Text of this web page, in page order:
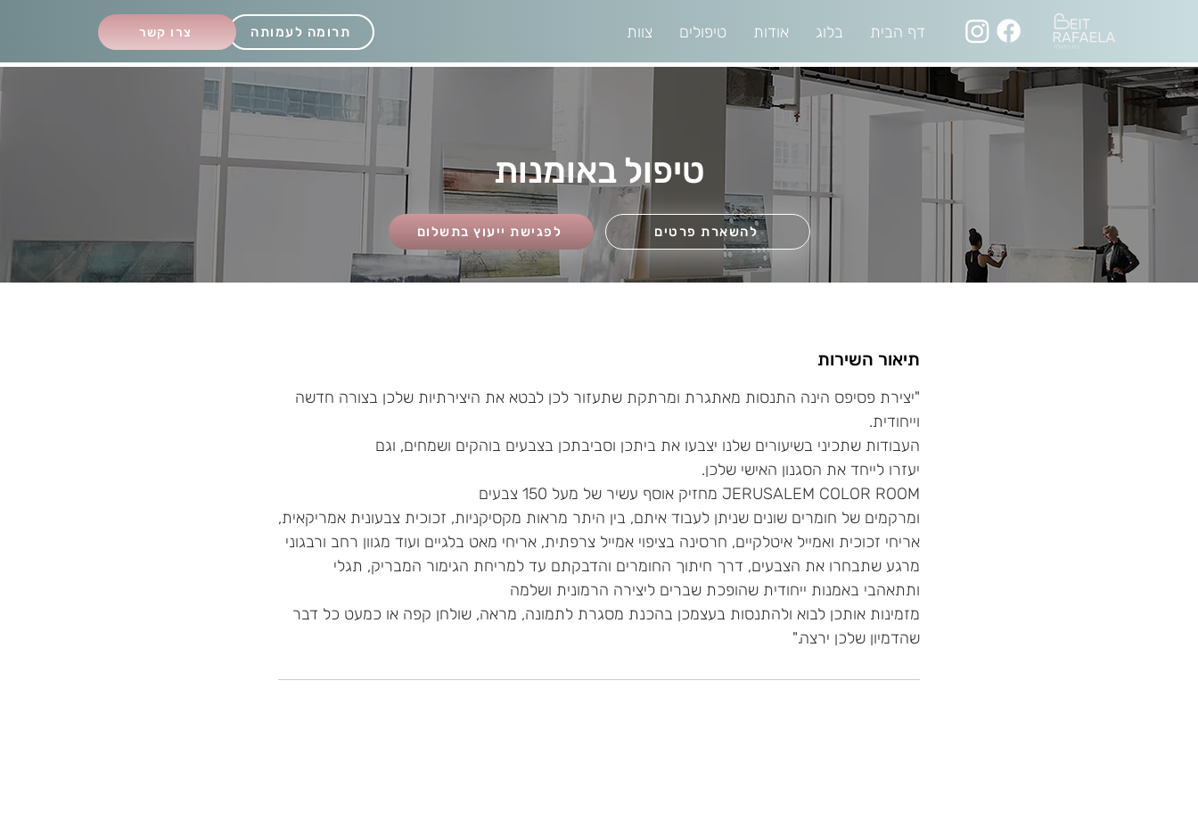
תרומה לעמותה צרו קשר צוות טיפולים אודות בלוג דף הבית
טיפול באומנות
תיאור השירות
"יצירת פסיפס הינה התנסות מאתגרת ומרתקת שתעזור לכן לבטא את היצירתיות שלכן בצורה חדשה
ומרקמים של חומרים שונים שניתן לעבוד איתם, בין היתר מראות מקסיקניות, זכוכית צבעונית אמריקאית,
מרגע שתבחרו את הצבעים, דרך חיתוך החומרים והדבקתם עד למריחת הגימור המבריק, תגלי
מזמינות אותכן לבוא ולהתנסות בעצמכן בהכנת מסגרת לתמונה, מראה, שולחן קפה או כמעט כל דבר
שהדמיון שלכן ירצה."
לפגישת ייעוץ בתשלום להשארת פרטים